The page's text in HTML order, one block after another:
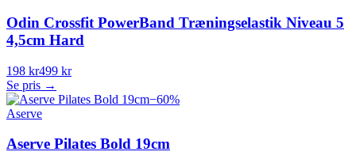
Odin Crossfit PowerBand Træningselastik Niveau 5
4,5cm Hard
198 kr499 kr
Se pris →
−60%
Aserve
Aserve Pilates Bold 19cm